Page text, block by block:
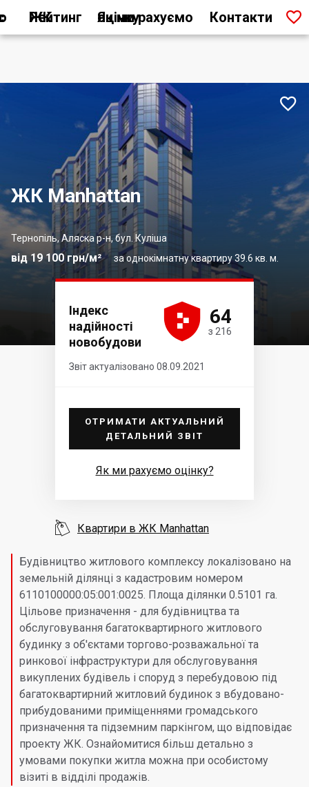
Рейтинг ЖК Як ми рахуємо оцінку Контакти 
ЖК Manhattan
Тернопіль, Аляска р-н, бул. Куліша
за однокімнатну квартиру 39.6 кв. м.
від 19 100 грн/м²

Будівництво житлового комплексу локалізовано на
земельній ділянці з кадастровим номером
6110100000:05:001:0025. Площа ділянки 0.5101 га.
Цільове призначення - для будівництва та
обслуговування багатоквартирного житлового
будинку з об'єктами торгово-розважальної та
ринкової інфраструктури для обслуговування
викуплених будівель і споруд з перебудовою під
багатоквартирний житловий будинок з вбудовано-
прибудованими приміщеннями громадського
призначення та підземним паркінгом, що відповідає
проекту ЖК. Ознайомитися більш детально з
умовами покупки житла можна при особистому
візиті в відділі продажів.
Індекс
надійності
новобудови




 64
з 216
Звіт актуалізовано 08.09.2021
ОТРИМАТИ АКТУАЛЬНИЙ
ДЕТАЛЬНИЙ ЗВІТ
Як ми рахуємо оцінку?
 Квартири в ЖК Manhattan